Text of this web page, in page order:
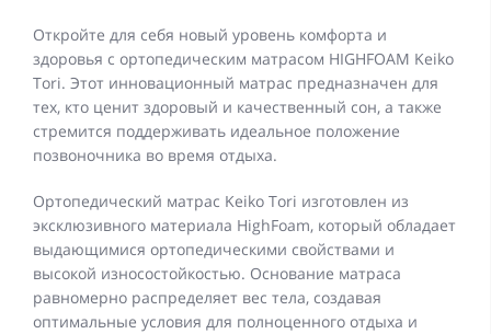
Откройте для себя новый уровень комфорта и
здоровья с ортопедическим матрасом HIGHFOAM Keiko
Tori. Этот инновационный матрас предназначен для
тех, кто ценит здоровый и качественный сон, а также
стремится поддерживать идеальное положение
позвоночника во время отдыха.
Ортопедический матрас Keiko Tori изготовлен из
эксклюзивного материала HighFoam, который обладает
выдающимися ортопедическими свойствами и
высокой износостойкостью. Основание матраса
равномерно распределяет вес тела, создавая
оптимальные условия для полноценного отдыха и